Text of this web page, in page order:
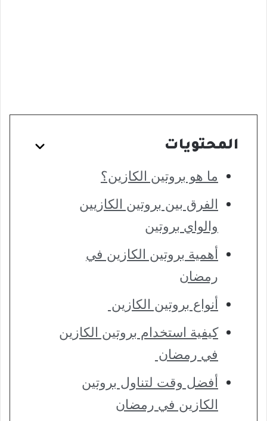
المحتويات
ما هو بروتين الكازين؟
الفرق بين بروتين الكازيين
والواي بروتين
أهمية بروتين الكازين في
رمضان
أنواع بروتين الكازين
كيفية استخدام بروتين الكازين
في رمضان
أفضل وقت لتناول بروتين
الكازين في رمضان